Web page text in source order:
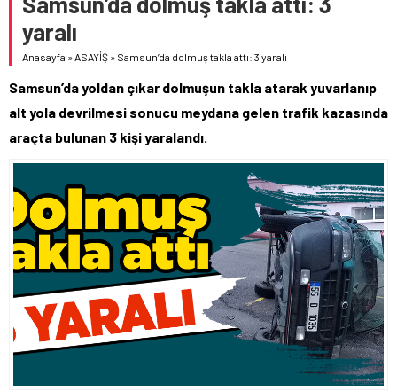
yaralı
Anasayfa »ASAYİŞ » Samsun’da dolmuş takla attı: 3 yaralı
Samsun’da yoldan çıkar dolmuşun takla atarak yuvarlanıp
alt yola devrilmesi sonucu meydana gelen trafik kazasında
araçta bulunan 3 kişi yaralandı.